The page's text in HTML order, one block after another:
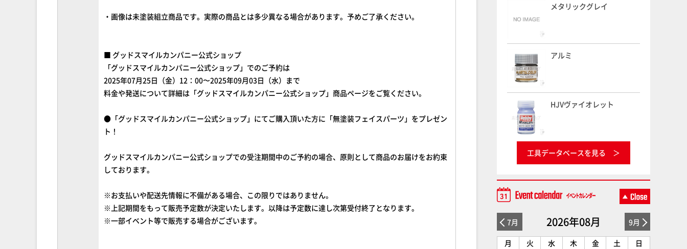
・画像は未塗装組立商品です。実際の商品とは多少異なる場合があります。予めご了承ください。
■ グッドスマイルカンパニー公式ショップ
「グッドスマイルカンパニー公式ショップ」でのご予約は
2025年07月25日（金）12：00〜2025年09月03日（水）まで
料金や発送について詳細は「グッドスマイルカンパニー公式ショップ」商品ページをご覧ください。
●「グッドスマイルカンパニー公式ショップ」にてご購入頂いた方に「無塗装フェイスパーツ」をプレゼン
ト！
グッドスマイルカンパニー公式ショップでの受注期間中のご予約の場合、原則として商品のお届けをお約束
しております。
※お支払いや配送先情報に不備がある場合、この限りではありません。
※上記期間をもって販売予定数が決定いたします。以降は予定数に達し次第受付終了となります。
※一部イベント等で販売する場合がございます。
メタリックグレイ
アルミ
HJVヴァイオレット
工具データベースを見る
7月 2026年08月 9月
月 火 水 木 金 土
日